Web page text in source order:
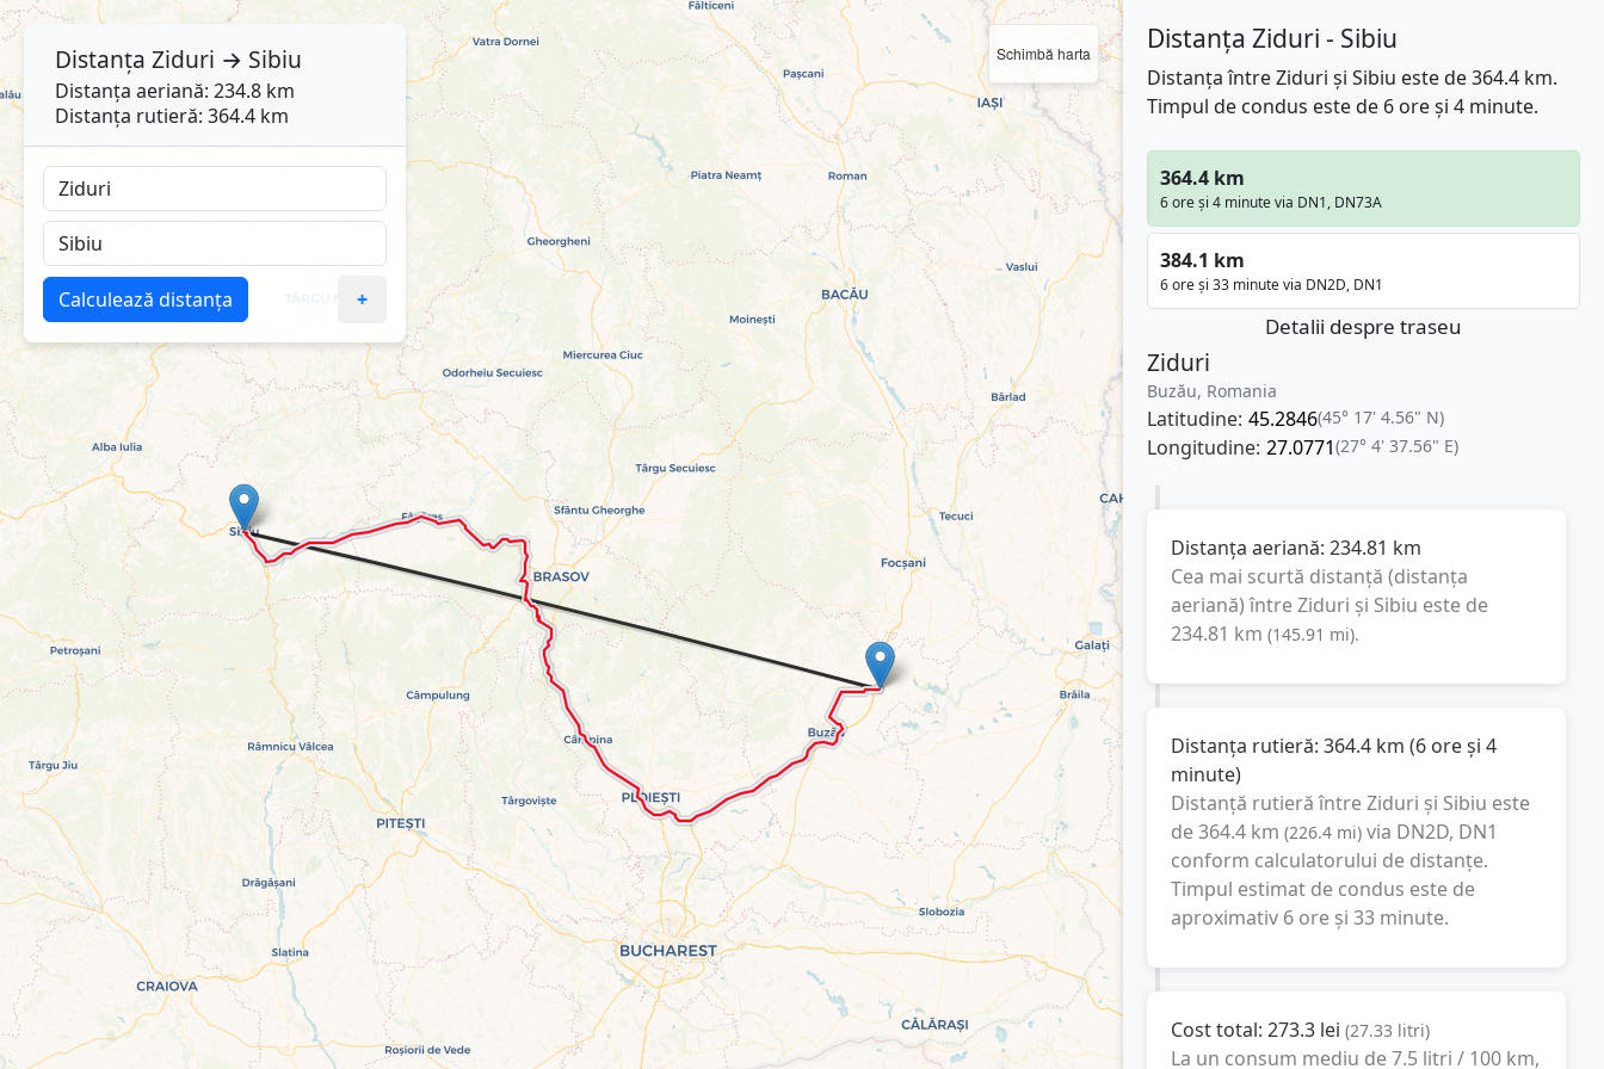
Schimbă harta Distanța Ziduri - Sibiu
Distanța între Ziduri și Sibiu este de 364.4 km.
Timpul de condus este de 6 ore și 4 minute.
364.4 km
6 ore și 4 minute via DN1, DN73A
384.1 km
6 ore și 33 minute via DN2D, DN1
Detalii despre traseu
Ziduri
Buzău, Romania
Latitudine: 45.2846(45° 17' 4.56" N)
Longitudine: 27.0771(27° 4' 37.56" E)
Distanța aeriană: 234.81 km
Cea mai scurtă distanță (distanța
aeriană) întreZiduri și Sibiu este de
234.81 km (145.91 mi).
Distanța rutieră: 364.4 km (6 ore și 4
minute)
Distanță rutieră întreZiduri și Sibiu este
de364.4 km (226.4 mi) via DN2D, DN1
conform calculatorului de distanțe.
Timpul estimat de condus este de
aproximativ 6 ore și 33 minute.
Cost total: 273.3 lei (27.33 litri)
La un consum mediu de7.5 litri / 100 km,
Distanța Ziduri → Sibiu
Distanța aeriană: 234.8 km
Distanța rutieră: 364.4 km
Calculează distanța +